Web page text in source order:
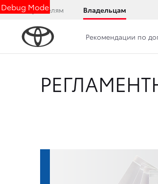
Debug Mode
Покупателям Владельцам
Рекомендации по